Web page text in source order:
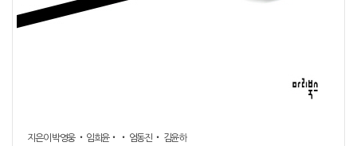
지은이 박영웅 ‧ 임희윤‧ ‧ 엄동진 ‧ 김윤하